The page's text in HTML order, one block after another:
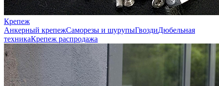
Крепеж
Анкерный крепежСаморезы и шурупыГвоздиДюбельная
техникаКрепеж распродажа